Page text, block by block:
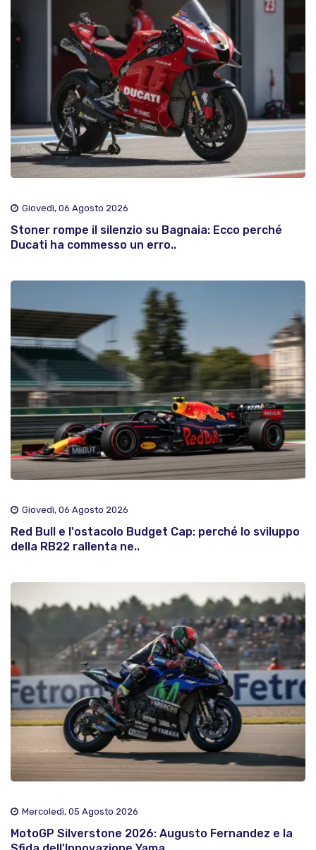
Giovedì, 06 Agosto 2026
Stoner rompe il silenzio su Bagnaia: Ecco perché
Ducati ha commesso un erro..
Giovedì, 06 Agosto 2026
Red Bull e l'ostacolo Budget Cap: perché lo sviluppo
della RB22 rallenta ne..
Mercoledì, 05 Agosto 2026
MotoGP Silverstone 2026: Augusto Fernandez e la